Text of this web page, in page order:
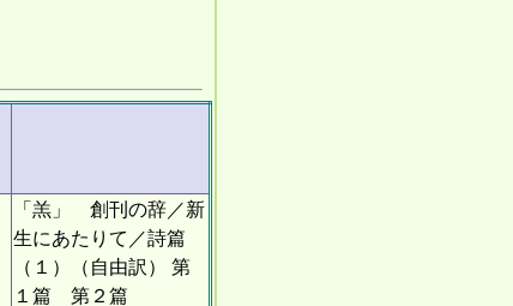
「羔」 創刊の辞／新
生にあたりて／詩篇
（１）（自由訳） 第
１篇 第２篇